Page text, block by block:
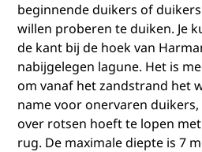
beginnende duikers of
willen proberen te duiken. Je
de kant bij de hoek van
nabijgelegen lagune. Het is
om vanaf het zandstrand het
name voor onervaren
over rotsen hoeft te lopen
rug. De maximale diepte is 7